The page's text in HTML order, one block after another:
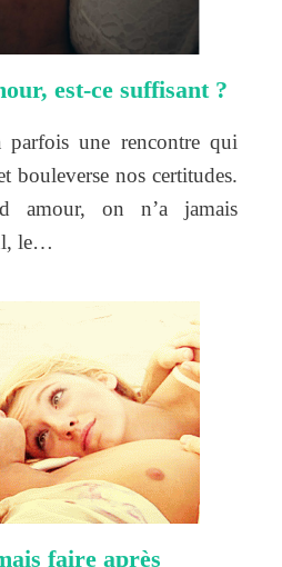
est-ce suffisant ?
une rencontre qui
bouleverse nos certitudes.
amour, on n’a jamais
le…
faire après